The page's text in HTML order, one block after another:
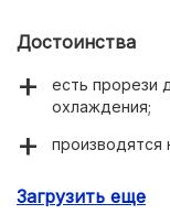
Достоинства
есть прорези
охлаждения;
производятся
антискрипные
Загрузить еще